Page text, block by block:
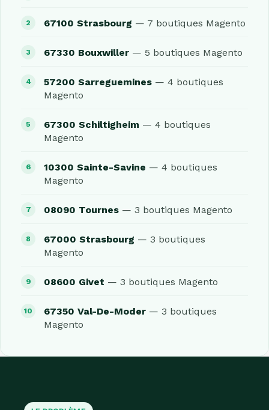
67100 Strasbourg — 7 boutiques Magento
67330 Bouxwiller — 5 boutiques Magento
57200 Sarreguemines — 4 boutiques
Magento
67300 Schiltigheim — 4 boutiques
Magento
10300 Sainte-Savine — 4 boutiques
Magento
08090 Tournes — 3 boutiques Magento
67000 Strasbourg — 3 boutiques
Magento
08600 Givet — 3 boutiques Magento
67350 Val-De-Moder — 3 boutiques
Magento